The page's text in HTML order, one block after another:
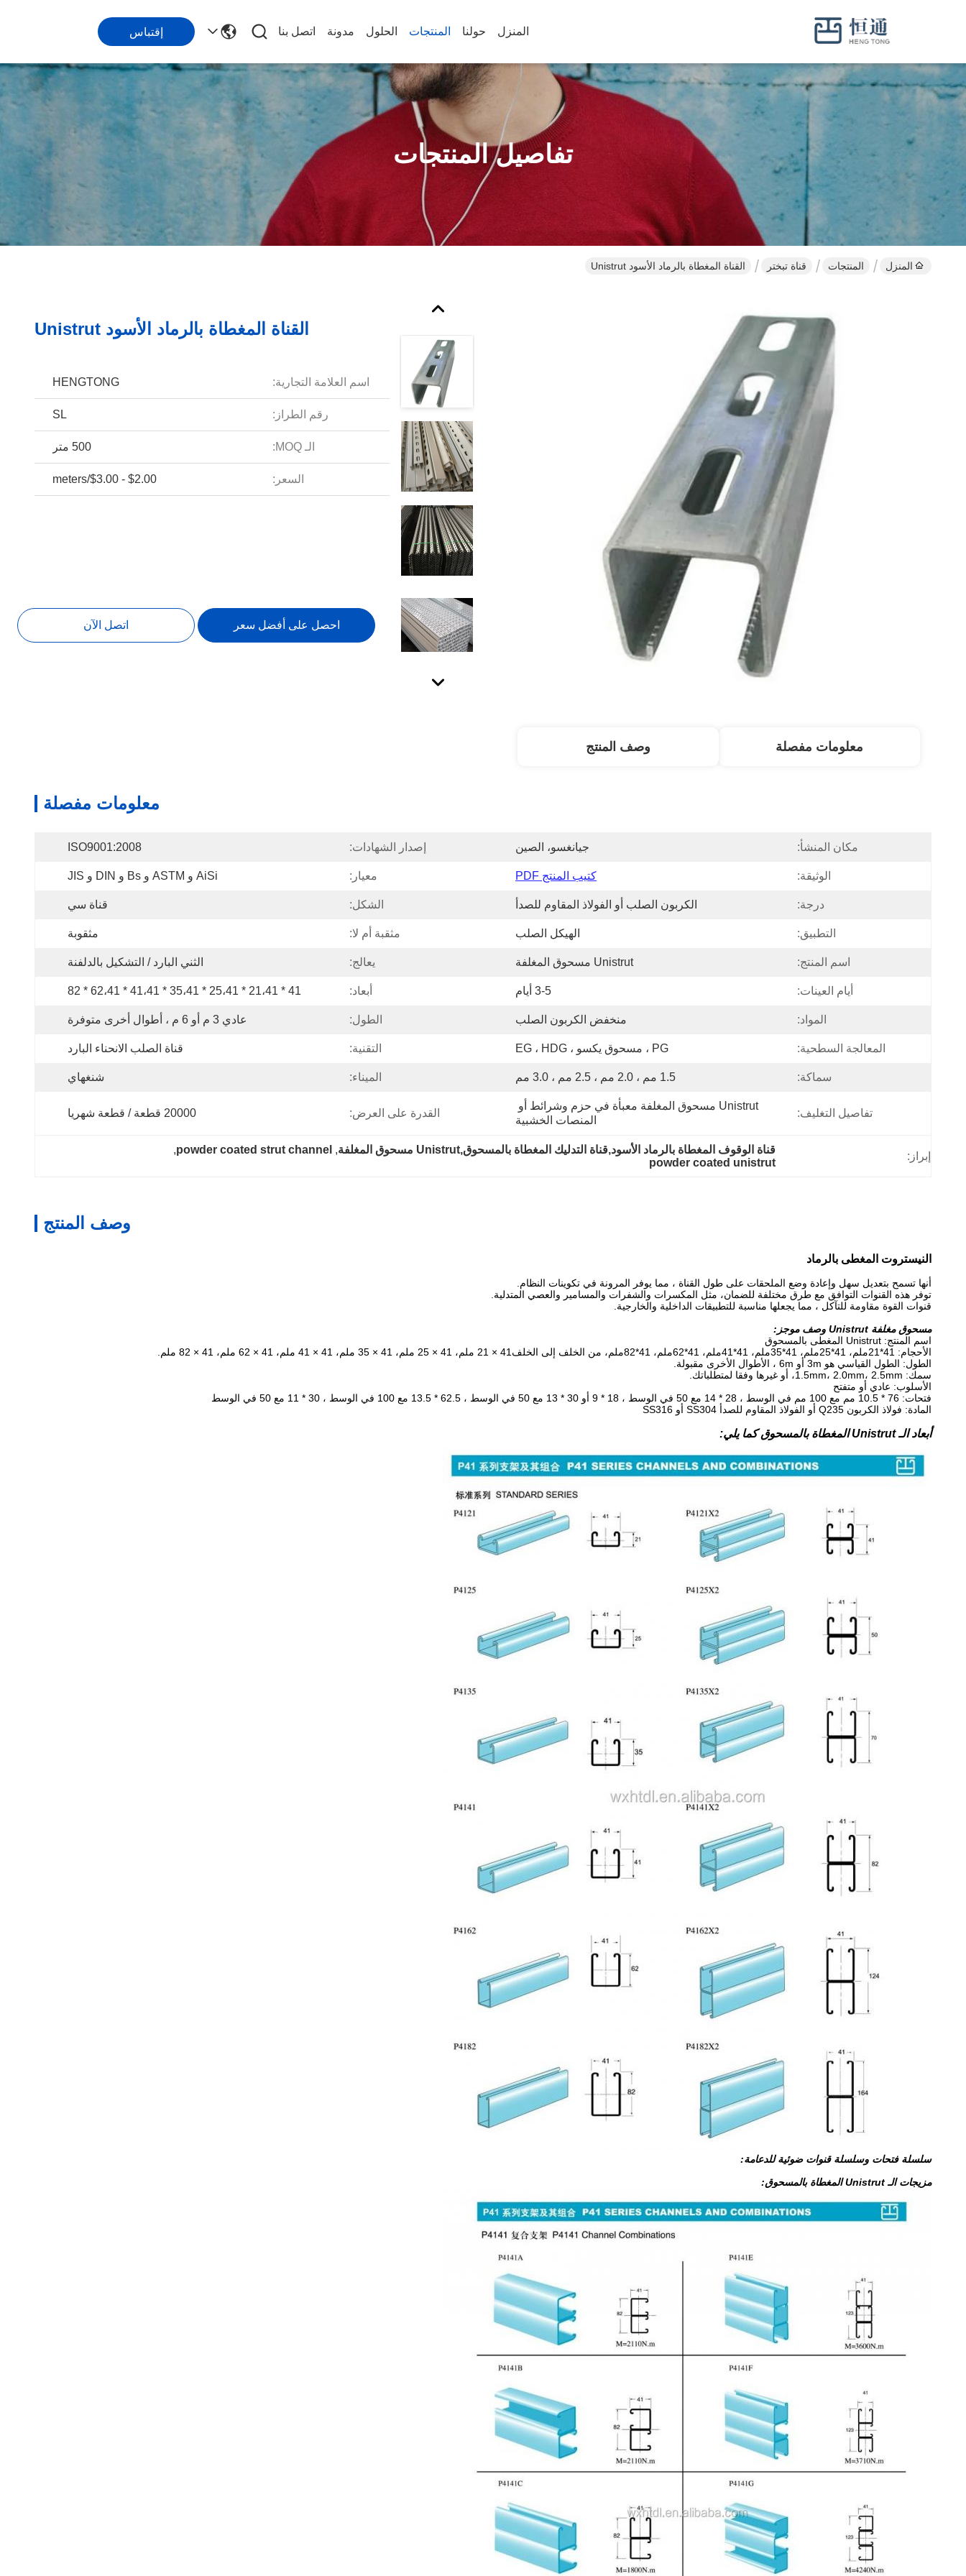
المنزل حولنا المنتجات الحلول مدونة اتصل بنا إقتباس
تفاصيل المنتجات
المنزل المنتجات قناة تبختر القناة المغطاة بالرماد الأسود Unistrut
القناة المغطاة بالرماد الأسود Unistrut
اسم العلامة التجارية: HENGTONG
رقم الطراز: SL
الـ MOQ: 500 متر
السعر: $2.00 - $3.00/meters
احصل على أفضل سعر اتصل الآن
معلومات مفصلة وصف المنتج
معلومات مفصلة
مكان المنشأ: جيانغسو، الصين إصدار الشهادات: ISO9001:2008
الوثيقة: كتيب المنتج PDF معيار: AiSi و ASTM و Bs و DIN و JIS
درجة: الكربون الصلب أو الفولاذ المقاوم للصدأ الشكل: قناة سي
التطبيق: الهيكل الصلب مثقبة أم لا: مثقوبة
اسم المنتج: Unistrut مسحوق المغلفة يعالج: الثني البارد / التشكيل بالدلفنة
أيام العينات: 3-5 أيام أبعاد: 41 * 21،41 * 25،41 * 35،41 * 41،41 * 62،41 * 82
المواد: منخفض الكربون الصلب الطول: عادي 3 م أو 6 م ، أطوال أخرى متوفرة
المعالجة السطحية: PG ، مسحوق يكسو ، EG ، HDG التقنية: قناة الصلب الانحناء البارد
سماكة: 1.5 مم ، 2.0 مم ، 2.5 مم ، 3.0 مم الميناء: شنغهاي
تفاصيل التغليف:
المنصات الخشبية
القدرة على العرض: 20000 قطعة / قطعة شهريا
إبراز:
قناة الوقوف المغطاة بالرماد الأسود,قناة التدليك المغطاة بالمسحوق,Unistrut مسحوق المغلفة ,
powder coated strut channel
,
powder coated unistrut
وصف المنتج
النيستروت المغطى بالرماد
أنها تسمح بتعديل سهل وإعادة وضع الملحقات على طول القناة ، مما يوفر المرونة في تكوينات النظام.
توفر هذه القنوات التوافق مع طرق مختلفة للضمان، مثل المكسرات والشفرات والمسامير والعصي المتدلية.
قنوات القوة مقاومة للتآكل ، مما يجعلها مناسبة للتطبيقات الداخلية والخارجية.
مسحوق مغلفة Unistrut وصف موجز:
اسم المنتج: Unistrut المغطى بالمسحوق
الأحجام: 41*21ملم، 41*25ملم، 41*35ملم، 41*41ملم، 41*62ملم، 41*82ملم، من الخلف إلى الخلف
41 × 21 ملم، 41 × 25 ملم، 41 × 35 ملم، 41 × 41 ملم، 41 × 62 ملم، 41 × 82 ملم.
الطول: الطول القياسي هو 3m أو 6m ، الأطوال الأخرى مقبولة.
سمك: 1.5mm، 2.0mm، 2.5mm، أو غيرها وفقا لمتطلباتك.
الأسلوب: عادي أو متفتح
فتحات: 76 * 10.5 مم مع 100 مم في الوسط ، 28 * 14 مع 50 في الوسط ، 18 * 9 أو 30 * 13 مع 50 في الوسط ، 62.5 * 13.5 مع 100 في الوسط ، 30 * 11 مع 50 في الوسط
المادة: فولاذ الكربون Q235 أو الفولاذ المقاوم للصدأ SS304 أو SS316
أبعاد الـ Unistrut المغطاة بالمسحوق كما يلي:
سلسلة فتحات وسلسلة قنوات ضوئية للدعامة:
مزيجات الـ Unistrut المغطاة بالمسحوق: